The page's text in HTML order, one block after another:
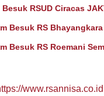
Besuk RSUD Ciracas
Besuk RS
Besuk RS Roemani
www.rsannisa.co.id